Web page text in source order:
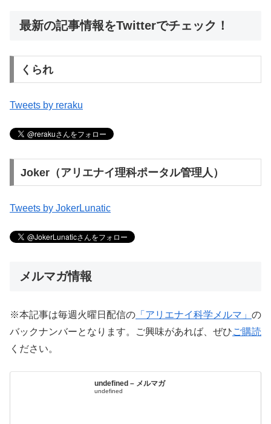
最新の記事情報をTwitterでチェック！
くられ
Tweets by reraku
Joker（アリエナイ理科ポータル管理人）
Tweets by JokerLunatic
メルマガ情報
※本記事は毎週火曜日配信の 「アリエナイ科学メルマ」 の
バックナンバーとなります。ご興味があれば、ぜひご購読
ください。
undefined – メルマガ
undefined